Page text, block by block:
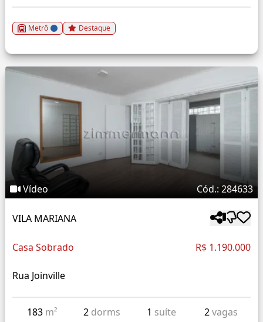
Metrô Destaque
Vídeo Cód.: 284633
VILA MARIANA
Casa Sobrado R$ 1.190.000
Rua Joinville
183 m² 2 dorms 1 suíte 2vagas